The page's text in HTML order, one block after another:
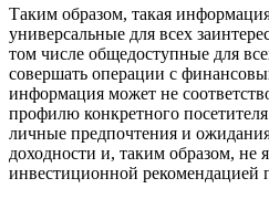
Таким образом, такая
универсальные для всех
том числе общедоступные для
совершать операции с
информация может не
профилю конкретного
личные предпочтения и
доходности и, таким образом, не
инвестиционной рекомендацией